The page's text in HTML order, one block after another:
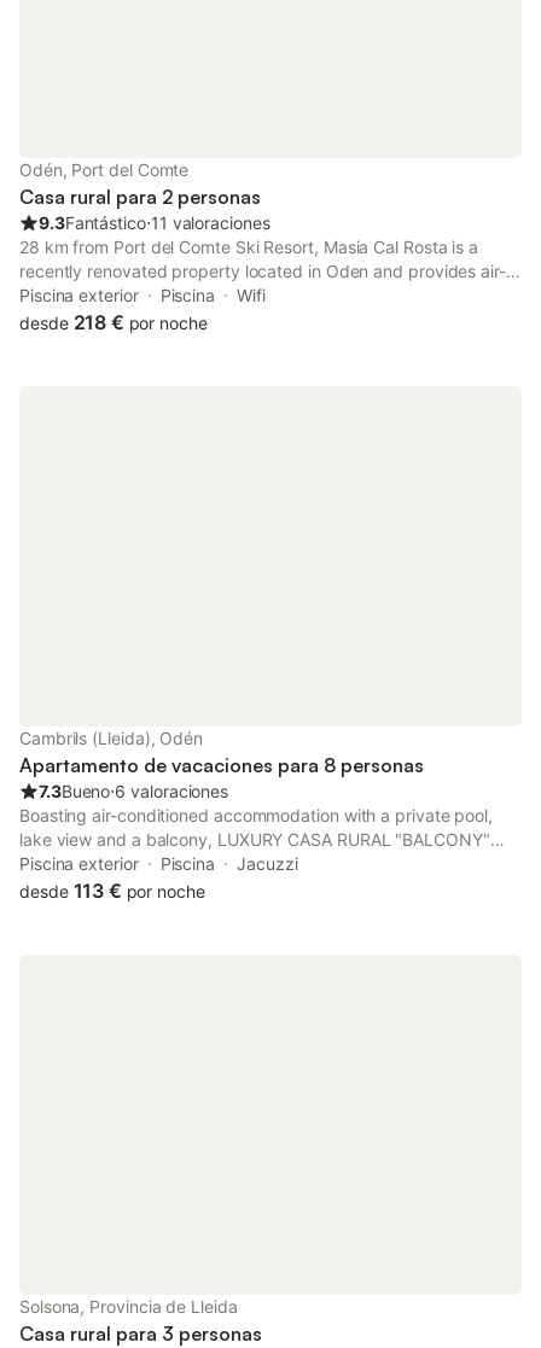
Odén, Port del Comte
Casa rural para 2 personas
9.3Fantástico⋅11 valoraciones
28 km from Port del Comte Ski Resort, Masia Cal Rosta is a
recently renovated property located in Oden and provides air-
conditioned rooms with free WiFi and private parking.
Piscina exterior Piscina
Wifi
desde 218 € por noche
Cambrils (Lleida), Odén
Apartamento de vacaciones para 8 personas
7.3Bueno⋅6 valoraciones
Boasting air-conditioned accommodation with a private pool,
lake view and a balcony, LUXURY CASA RURAL "BALCONY"
con piscina is situated in Oden. Featuring a 24-hour front desk,
this property also provides guests with an outdoor fireplace.
Piscina exterior Piscina
Jacuzzi
desde 113 € por noche
Solsona, Provincia de Lleida
Casa rural para 3 personas